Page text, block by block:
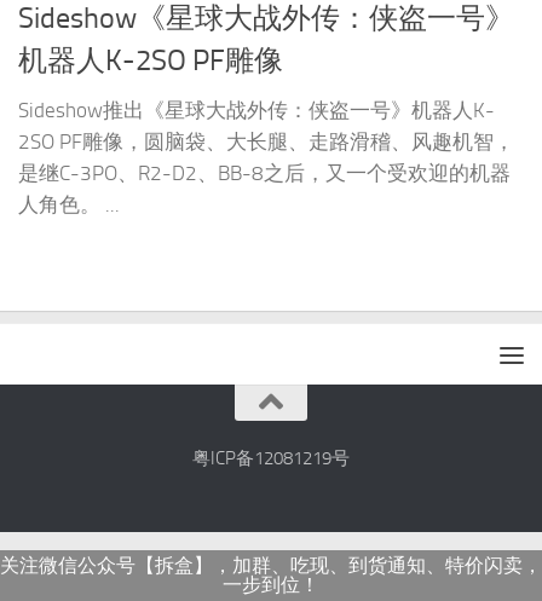
Sideshow《星球大战外传：侠盗一号》
机器人K-2SO PF雕像
Sideshow推出《星球大战外传：侠盗一号》机器人K-
2SO PF雕像，圆脑袋、大长腿、走路滑稽、风趣机智，
是继C-3PO、R2-D2、BB-8之后，又一个受欢迎的机器
人角色。 ...
粤ICP备12081219号
关注微信公众号【拆盒】，加群、吃现、到货通知、特价闪卖，
一步到位！